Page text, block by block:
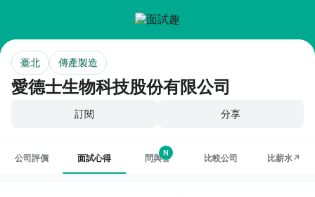
愛德士生物科技股份有限公司
臺北 傳產製造
訂閱 分享
公司評價 面試心得 問與答
N
比較公司 比薪水↗